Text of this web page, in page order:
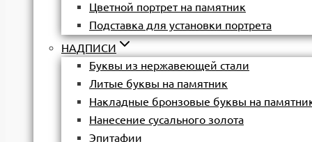
Цветной портрет на памятник
Подставка для установки портрета
НАДПИСИ
Буквы из нержавеющей стали
Литые буквы на памятник
Накладные бронзовые буквы на
Нанесение сусального золота
Эпитафии